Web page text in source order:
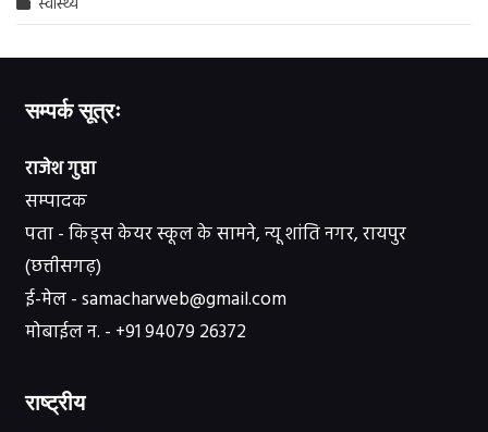
सम्पर्क सूत्रः
राजेश गुप्ता
सम्पादक
पता - किड्स केयर स्कूल के सामने, न्यू शांति नगर, रायपुर
(छत्तीसगढ़)
ई-मेल - samacharweb@gmail.com
मोबाईल न. - +91 94079 26372
राष्ट्रीय